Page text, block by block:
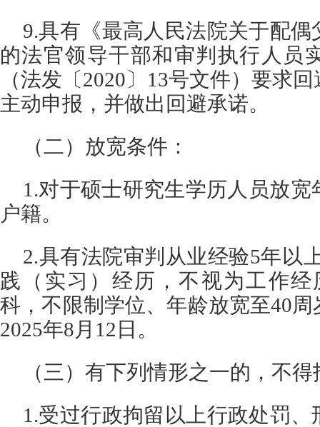
9.具有《最高人民法院关于配
的法官领导干部和审判执行人员
（法发〔2020〕13号文件）要求
主动申报，并做出回避承诺。
（二）放宽条件：
1.对于硕士研究生学历人员放
户籍。
2.具有法院审判从业经验5年以
践（实习）经历，不视为工作
科，不限制学位、年龄放宽至40
2025年8月12日。
（三）有下列情形之一的，不
1.受过行政拘留以上行政处罚